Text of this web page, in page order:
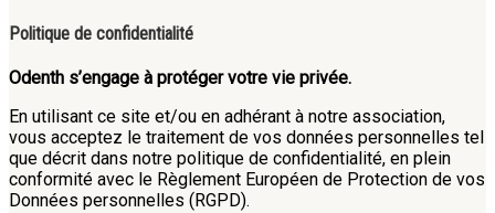
Politique de confidentialité
Odenth s’engage à protéger votre vie privée.
En utilisant ce site et/ou en adhérant à notre association,
vous acceptez le traitement de vos données personnelles tel
que décrit dans notre politique de confidentialité, en plein
conformité avec le Règlement Européen de Protection de vos
Données personnelles (RGPD).